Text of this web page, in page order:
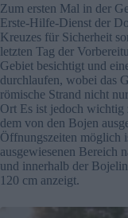
Zum ersten Mal in der
Erste-Hilfe-Dienst der
Kreuzes für Sicherheit
letzten Tag der
Gebiet besichtigt und
durchlaufen, wobei das
römische Strand nicht
Ort Es ist jedoch wichtig
dem von den Bojen
Öffnungszeiten möglich
ausgewiesenen Bereich
und innerhalb der
120 cm anzeigt.